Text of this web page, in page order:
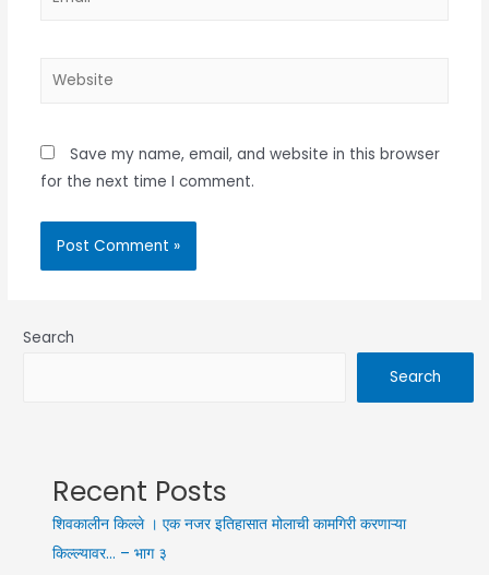
Website
Save my name, email, and website in this browser
for the next time I comment.
Search
Search
Recent Posts
शिवकालीन किल्ले । एक नजर इतिहासात मोलाची कामगिरी करणाऱ्या
किल्ल्यावर… – भाग ३